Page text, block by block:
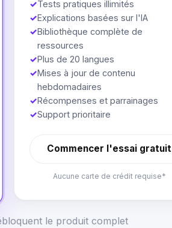
✓Tests pratiques illimités
✓Explications basées sur l'IA
✓Bibliothèque complète de
ressources
✓Plus de 20 langues
✓Mises à jour de contenu
hebdomadaires
✓Récompenses et parrainages
✓Support prioritaire
Commencer l'essai gratuit
Aucune carte de crédit requise*
le produit complet